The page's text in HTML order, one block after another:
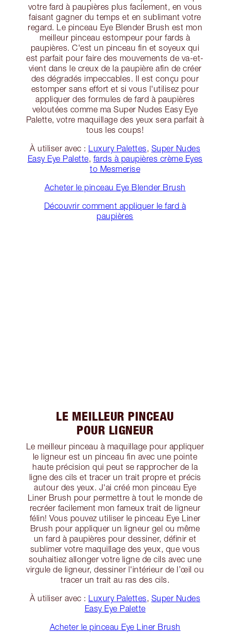
votre fard à paupières plus facilement, en vous
faisant gagner du temps et en sublimant votre
regard. Le pinceau Eye Blender Brush est mon
meilleur pinceau estompeur pour fards à
paupières. C'est un pinceau fin et soyeux qui
est parfait pour faire des mouvements de va-et-
vient dans le creux de la paupière afin de créer
des dégradés impeccables. Il est conçu pour
estomper sans effort et si vous l'utilisez pour
appliquer des formules de fard à paupières
veloutées comme ma Super Nudes Easy Eye
Palette, votre maquillage des yeux sera parfait à
tous les coups!
À utiliser avec :
Luxury Palettes, Super Nudes
Easy Eye Palette, fards à paupières crème Eyes
to Mesmerise
Acheter le pinceau Eye Blender Brush
Découvrir comment appliquer le fard à
paupières
LE MEILLEUR PINCEAU
POUR LIGNEUR
Le meilleur pinceau à maquillage pour appliquer
le ligneur est un pinceau fin avec une pointe
haute précision qui peut se rapprocher de la
ligne des cils et tracer un trait propre et précis
autour des yeux. J'ai créé mon pinceau Eye
Liner Brush pour permettre à tout le monde de
recréer facilement mon fameux trait de ligneur
félin! Vous pouvez utiliser le pinceau Eye Liner
Brush pour appliquer un ligneur gel ou même
un fard à paupières pour dessiner, définir et
sublimer votre maquillage des yeux, que vous
souhaitiez allonger votre ligne de cils avec une
virgule de ligneur, dessiner l'intérieur de l’œil ou
tracer un trait au ras des cils.
À utiliser avec : Luxury Palettes, Super Nudes
Easy Eye Palette
Acheter le pinceau Eye Liner Brush